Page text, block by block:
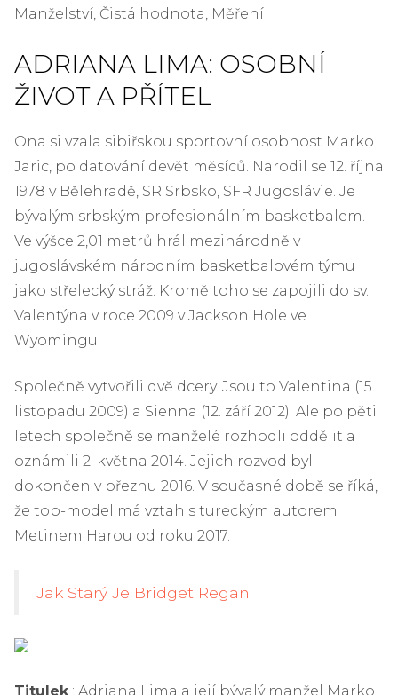
Manželství, Čistá hodnota, Měření
ADRIANA LIMA: OSOBNÍ
ŽIVOT A PŘÍTEL
Ona si vzala sibiřskou sportovní osobnost Marko
Jaric, po datování devět měsíců. Narodil se 12. října
1978 v Bělehradě, SR Srbsko, SFR Jugoslávie. Je
bývalým srbským profesionálním basketbalem.
Ve výšce 2,01 metrů hrál mezinárodně v
jugoslávském národním basketbalovém týmu
jako střelecký stráž. Kromě toho se zapojili do sv.
Valentýna v roce 2009 v Jackson Hole ve
Wyomingu.
Společně vytvořili dvě dcery. Jsou to Valentina (15.
listopadu 2009) a Sienna (12. září 2012). Ale po pěti
letech společně se manželé rozhodli oddělit a
oznámili 2. května 2014. Jejich rozvod byl
dokončen v březnu 2016. V současné době se říká,
že top-model má vztah s tureckým autorem
Metinem Harou od roku 2017.
Jak Starý Je Bridget Regan
Titulek : Adriana Lima a její bývalý manžel Marko